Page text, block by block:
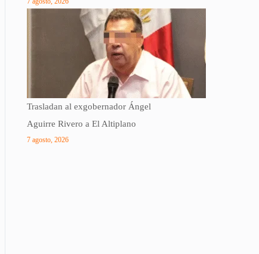
Trasladan al exgobernador Ángel
Aguirre Rivero a El Altiplano
7 agosto, 2026